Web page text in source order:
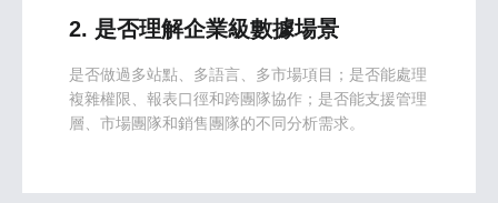
2. 是否理解企業級數據場景
是否做過多站點、多語言、多市場項目；是否能處理
複雜權限、報表口徑和跨團隊協作；是否能支援管理
層、市場團隊和銷售團隊的不同分析需求。